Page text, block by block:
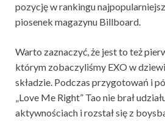
pozycję w rankingu
piosenek magazynu Billboard.
Warto zaznaczyć, że jest to też
którym zobaczyliśmy EXO w
składzie. Podczas przygotowań i
„Love Me Right” Tao nie brał
aktywnościach i rozstał się z